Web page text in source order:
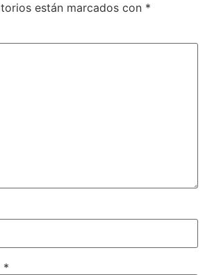
están marcados con *
*